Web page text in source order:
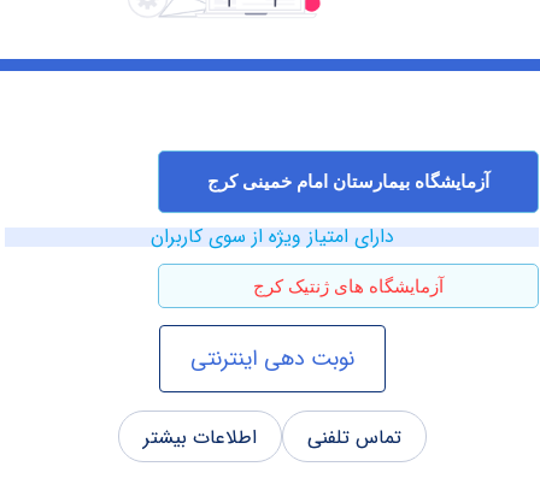
بیمارستان امام خمینی کرج
دارای امتیاز ویژه از سوی کاربران
آزمایشگاه های ژنتیک کرج
نوبت دهی اینترنتی
تماس تلفنی اطلاعات بیشتر